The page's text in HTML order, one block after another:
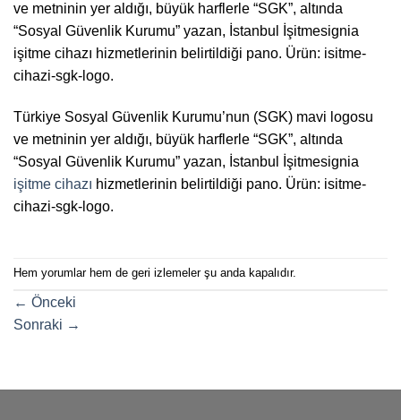
ve metninin yer aldığı, büyük harflerle “SGK”, altında
“Sosyal Güvenlik Kurumu” yazan, İstanbul İşitmesignia
işitme cihazı hizmetlerinin belirtildiği pano. Ürün: isitme-
cihazi-sgk-logo.
Türkiye Sosyal Güvenlik Kurumu’nun (SGK) mavi logosu
ve metninin yer aldığı, büyük harflerle “SGK”, altında
“Sosyal Güvenlik Kurumu” yazan, İstanbul İşitmesignia
işitme cihazı hizmetlerinin belirtildiği pano. Ürün: isitme-
cihazi-sgk-logo.
Hem yorumlar hem de geri izlemeler şu anda kapalıdır.
← Önceki
Sonraki →